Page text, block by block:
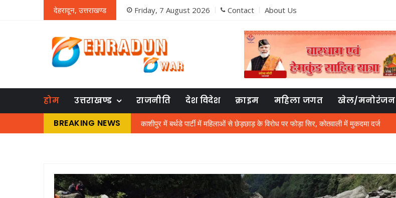
देहरादून, उत्तराखण्ड Friday, 7 August 2026 Contact About Us
होम उत्तराखण्ड राजनीति देश विदेश क्राइम महिला जगत खेल/मनोरंजन
BREAKING NEWS
काशीपुर में बर्थडे पार्टी में महिलाओं से छेड़छाड़ के विरोध पर फोड़ा सिर, कोतवाली में मुकदमा दर्ज
एमबीपीजी कॉलेज में प्रवेश परीक्षा की तैयारियां तेज, ऑनलाइन पंजीकरण के साथ जमा होगी हार्ड कॉपी